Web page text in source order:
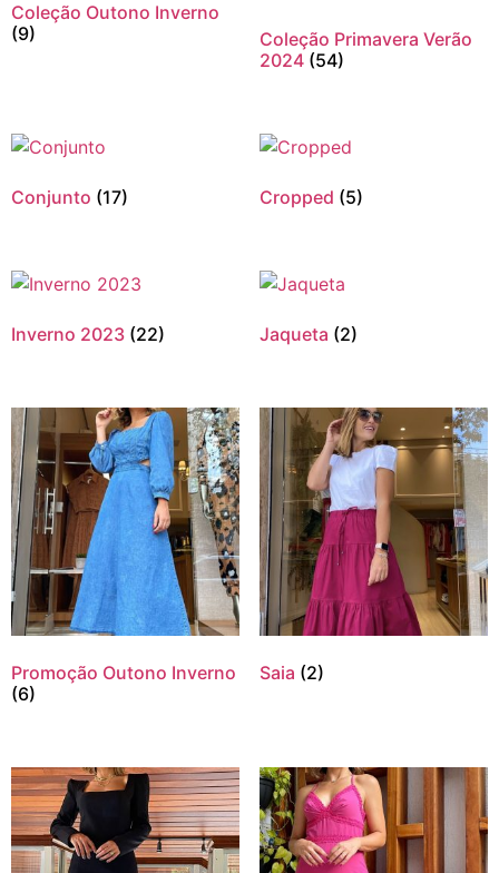
Coleção Outono Inverno
(9)
Coleção Primavera Verão
2024 (54)
Conjunto (17) Cropped (5)
Inverno 2023 (22) Jaqueta (2)
Promoção Outono Inverno
(6)
Saia (2)